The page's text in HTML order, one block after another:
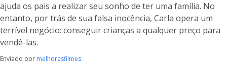
ajuda os pais a realizar seu sonho de ter uma família. No
entanto, por trás de sua falsa inocência, Carla opera um
terrível negócio: conseguir crianças a qualquer preço para
vendê-las.
Enviado por melhoresfilmes